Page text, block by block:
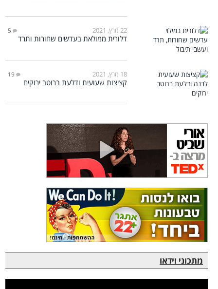
22 מרץ, 2021 5
דלורית ממולאת בעדשים שחורות ותרד
18 מרץ, 2021 19
קציצות שעועית ודלעת ברוטב ירוקים
מתכוני וידאו